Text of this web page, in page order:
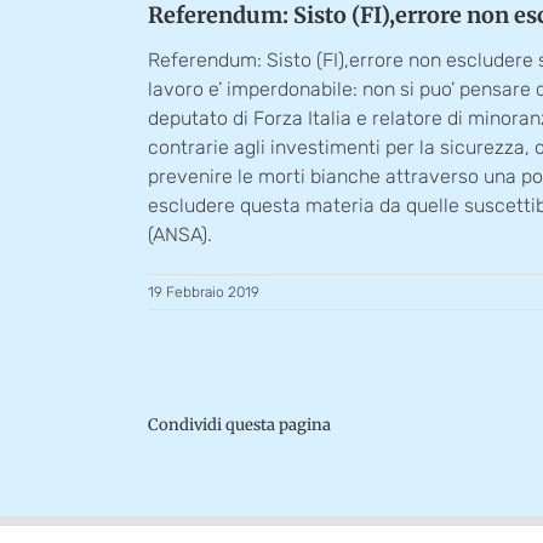
Referendum: Sisto (FI),errore non
Referendum: Sisto (FI),errore non escludere
lavoro e’ imperdonabile: non si puo’
deputato di Forza Italia e relatore di
contrarie agli investimenti per la sicurezza,
prevenire le morti bianche attraverso una
escludere questa materia da quelle
(ANSA).
19 Febbraio 2019
Condividi questa pagina